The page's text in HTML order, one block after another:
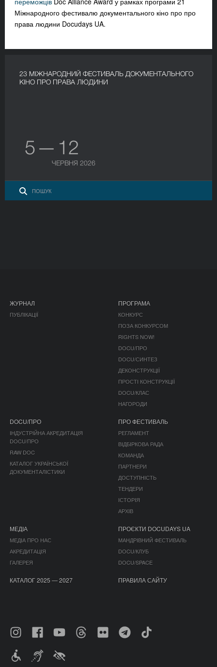
Міжнародного фестивалю документального кіно про про
права людини Docudays UA.
23 МІЖНАРОДНИЙ ФЕСТИВАЛЬ ДОКУМЕНТАЛЬНОГО
КІНО ПРО ПРАВА ЛЮДИНИ
5 — 12
ЧЕРВНЯ 2026
ЖУРНАЛ
ПУБЛІКАЦІЇ
ПРОГРАМА
КОНКУРС
ПОЗА КОНКУРСОМ
RIGHTS NOW!
DOCU/ПРО
DOCU/СИНТЕЗ
ДЕКОНСТРУКЦІЇ
ПРОСТІ КОНСТРУКЦІЇ
DOCU/КЛАС
НАГОРОДИ
DOCU/ПРО
ІНДУСТРІЙНА АКРЕДИТАЦІЯ
DOCU/ПРО
RAW DOC
КАТАЛОГ УКРАЇНСЬКОЇ
ДОКУМЕНТАЛІСТИКИ
ПРО ФЕСТИВАЛЬ
РЕГЛАМЕНТ
ВІДБІРКОВА РАДА
КОМАНДА
ПАРТНЕРИ
ДОСТУПНІСТЬ
ТЕНДЕРИ
ІСТОРІЯ
АРХІВ
МЕДІА
МЕДІА ПРО НАС
АКРЕДИТАЦІЯ
ГАЛЕРЕЯ
ПРОЄКТИ DOCUDAYS UA
МАНДРІВНИЙ ФЕСТИВАЛЬ
DOCU/КЛУБ
DOCU/SPACE
КАТАЛОГ 2025 — 2027 ПРАВИЛА САЙТУ